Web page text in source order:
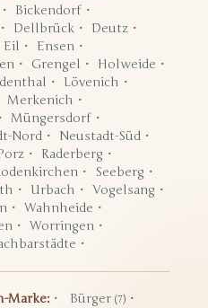
Bickendorf
Dellbrück
Deutz
Eil
Ensen
Grengel
Holweide
Lövenich
Merkenich
Müngersdorf
Nord
Neustadt-Süd
Raderberg
Seeberg
Urbach
Vogelsang
Wahnheide
Worringen
Marke: Bürger (7)